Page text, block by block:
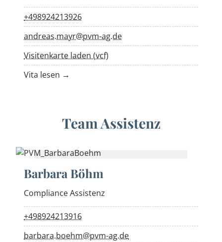
+498924213926
andreas.mayr@pvm-ag.de
Visitenkarte laden (vcf)
Vita lesen →
Team Assistenz
Barbara Böhm
Compliance Assistenz
+498924213916
barbara.boehm@pvm-ag.de